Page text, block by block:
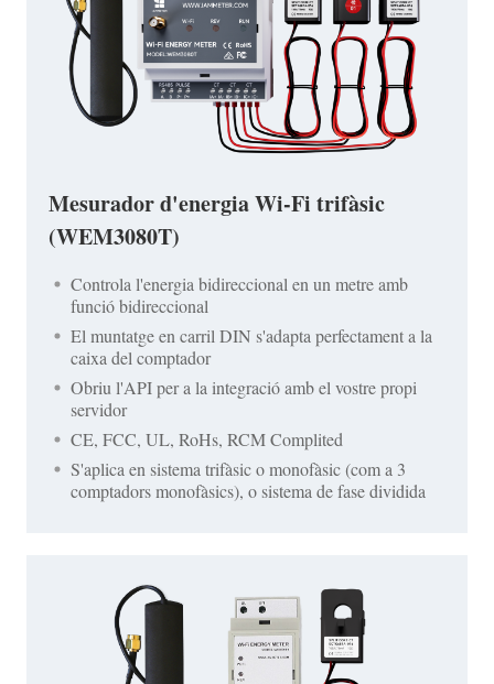
Mesurador d'energia Wi-Fi trifàsic
(WEM3080T)
Controla l'energia bidireccional en un metre amb
funció bidireccional
El muntatge en carril DIN s'adapta perfectament a la
caixa del comptador
Obriu l'API per a la integració amb el vostre propi
servidor
CE, FCC, UL, RoHs, RCM Complited
S'aplica en sistema trifàsic o monofàsic (com a 3
comptadors monofàsics), o sistema de fase dividida